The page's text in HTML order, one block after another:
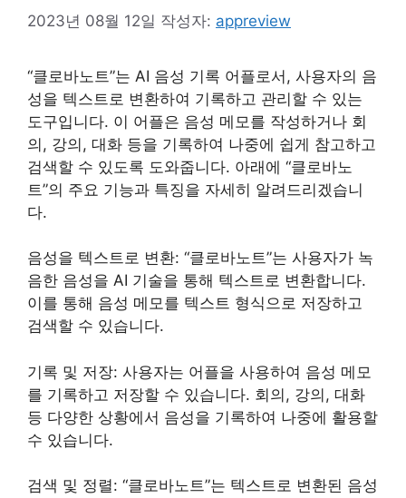
2023년 08월 12일 작성자: appreview
“클로바노트”는 AI 음성 기록 어플로서, 사용자의 음
성을 텍스트로 변환하여 기록하고 관리할 수 있는
도구입니다. 이 어플은 음성 메모를 작성하거나 회
의, 강의, 대화 등을 기록하여 나중에 쉽게 참고하고
검색할 수 있도록 도와줍니다. 아래에 “클로바노
트”의 주요 기능과 특징을 자세히 알려드리겠습니
다.
음성을 텍스트로 변환: “클로바노트”는 사용자가 녹
음한 음성을 AI 기술을 통해 텍스트로 변환합니다.
이를 통해 음성 메모를 텍스트 형식으로 저장하고
검색할 수 있습니다.
기록 및 저장: 사용자는 어플을 사용하여 음성 메모
를 기록하고 저장할 수 있습니다. 회의, 강의, 대화
등 다양한 상황에서 음성을 기록하여 나중에 활용할
수 있습니다.
검색 및 정렬: “클로바노트”는 텍스트로 변환된 음성